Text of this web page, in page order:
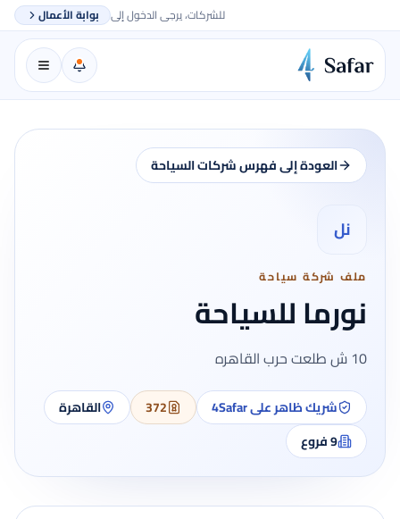
للشركات، يرجى الدخول إلى بوابة الأعمال
العودة إلى فهرس شركات السياحة
نل
ملف شركة سياحة
نورما للسياحة
10 ش طلعت حرب القاهره
شريك ظاهر على 4Safar 372
القاهرة
9فروع